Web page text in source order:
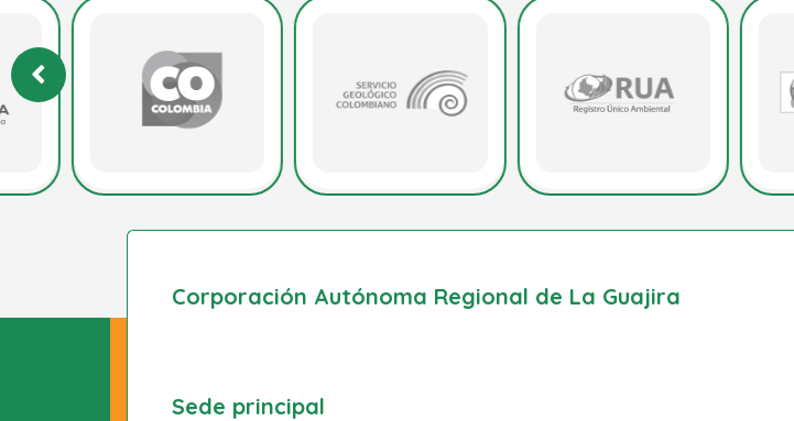
Corporación Autónoma Regional de La Guajira
Sede principal